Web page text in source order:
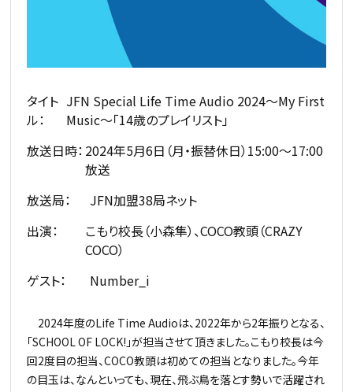
タイト
ル：
JFN Special Life Time Audio 2024～My First
Music～「14歳のプレイリスト」
放送日時： 2024年5月6日（月・振替休日）15:00～17:00
放送
放送局：
JFN加盟38局ネット
出演：
こもり校長（小森隼）、COCO教頭（CRAZY
COCO）
ゲスト：
Number_i
2024年度のLife Time Audioは、2022年から2年振りとなる、
「SCHOOL OF LOCK!」が担当させて頂きました。こもり校長は今
回2度目の担当、COCO教頭は初めての担当となりました。今年
の目玉は、なんといっても、現在、飛ぶ鳥を落とす勢いで活躍され